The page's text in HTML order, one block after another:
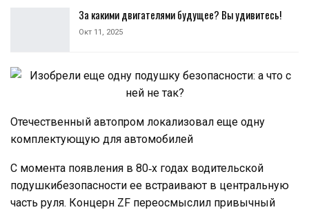
За какими двигателями будущее? Вы удивитесь!
Окт 11, 2025
Отечественный автопром локализовал еще одну
комплектующую для автомобилей
С момента появления в 80‑х годах водительской
подушкибезопасности ее встраивают в центральную
часть руля. Концерн ZF переосмыслил привычный